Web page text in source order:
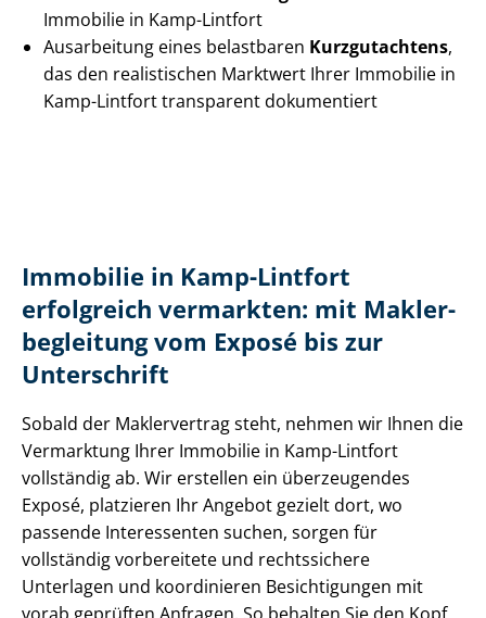
Immobilie in Kamp-Lintfort
Ausarbeitung eines belastbaren Kurzgutachtens,
das den realistischen Marktwert Ihrer Immobilie in
Kamp-Lintfort transparent dokumentiert
Immobilie in Kamp-Lintfort
erfolgreich vermarkten: mit Mak­ler­
be­glei­tung vom Exposé bis zur
Unterschrift
Sobald der Maklervertrag steht, nehmen wir Ihnen die
Vermarktung Ihrer Immobilie in Kamp-Lintfort
vollständig ab. Wir erstellen ein überzeugendes
Exposé, platzieren Ihr Angebot gezielt dort, wo
passende Interessenten suchen, sorgen für
vollständig vorbereitete und rechtssichere
Unterlagen und koordinieren Besichtigungen mit